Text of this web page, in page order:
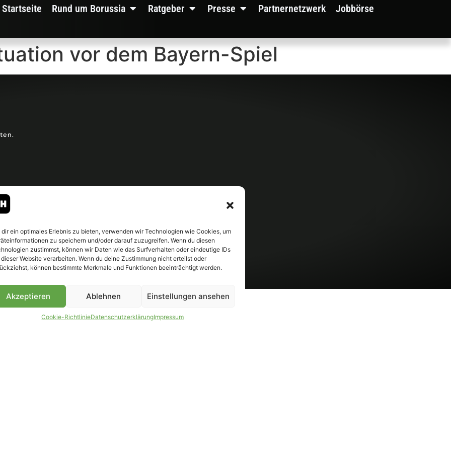
dir ein optimales Erlebnis zu bieten, verwenden wir Technologien wie Cookies, um
zu speichern und/oder darauf zuzugreifen. Wenn du diesen
zustimmst, können wir Daten wie das Surfverhalten oder eindeutige IDs
Website verarbeiten. Wenn du deine Zustimmung nicht erteilst oder
können bestimmte Merkmale und Funktionen beeinträchtigt werden.
Akzeptieren Ablehnen Einstellungen ansehen
Cookie-RichtlinieDatenschutzerklärungImpressum
Startseite Rund um Borussia Ratgeber Presse Partnernetzwerk Jobbörse
vor dem Bayern-Spiel